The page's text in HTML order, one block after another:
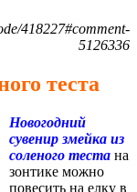
418227#comment-
5126336
теста
Новогодний
сувенир змейка из
соленого теста на
зонтике можно
повесить на елку в